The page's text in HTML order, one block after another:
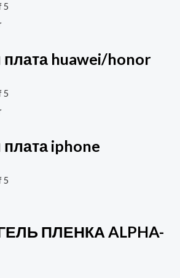
5
huawei/honor
5
iphone
5
ПЛЕНКА ALPHA-